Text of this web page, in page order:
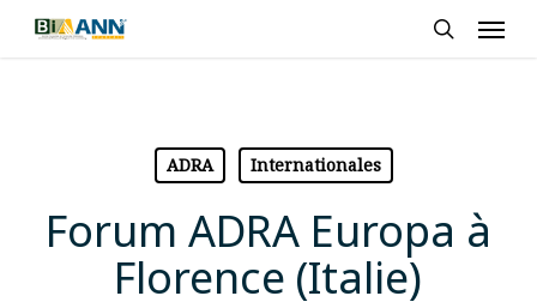
Skip
ADRA Internationales
Forum ADRA Europa à
Florence (Italie)